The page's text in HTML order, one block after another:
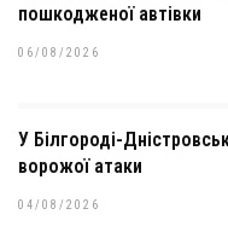
пошкодженої автівки
06/08/2026
У Білгороді-
ворожої атаки
04/08/2026